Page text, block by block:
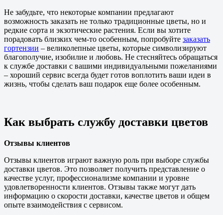
Не забудьте, что некоторые компании предлагают
возможность заказать не только традиционные цветы, но и
редкие сорта и экзотические растения. Если вы хотите
порадовать близких чем-то особенным, попробуйте заказать
гортензии – великолепные цветы, которые символизируют
благополучие, изобилие и любовь. Не стесняйтесь обращаться
к службе доставки с вашими индивидуальными пожеланиями
– хороший сервис всегда будет готов воплотить ваши идеи в
жизнь, чтобы сделать ваш подарок еще более особенным.
Как выбрать службу доставки цветов
Отзывы клиентов
Отзывы клиентов играют важную роль при выборе службы
доставки цветов. Это позволяет получить представление о
качестве услуг, профессионализме компании и уровне
удовлетворенности клиентов. Отзывы также могут дать
информацию о скорости доставки, качестве цветов и общем
опыте взаимодействия с сервисом.